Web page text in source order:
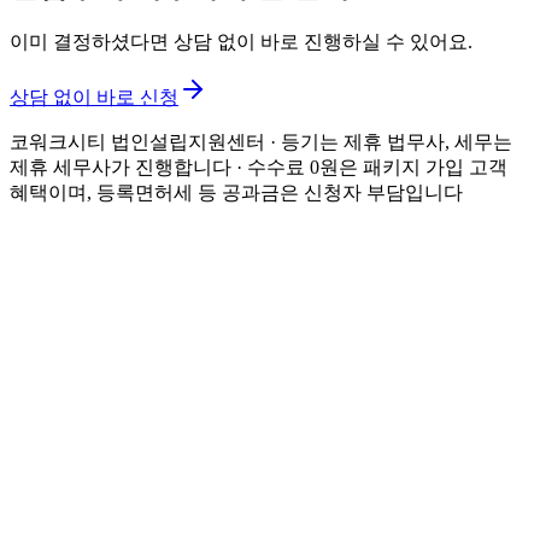
이미 결정하셨다면 상담 없이 바로 진행하실 수 있어요.
상담 없이 바로 신청
코워크시티 법인설립지원센터 · 등기는 제휴 법무사, 세무는
제휴 세무사가 진행합니다 · 수수료 0원은 패키지 가입 고객
혜택이며, 등록면허세 등 공과금은 신청자 부담입니다